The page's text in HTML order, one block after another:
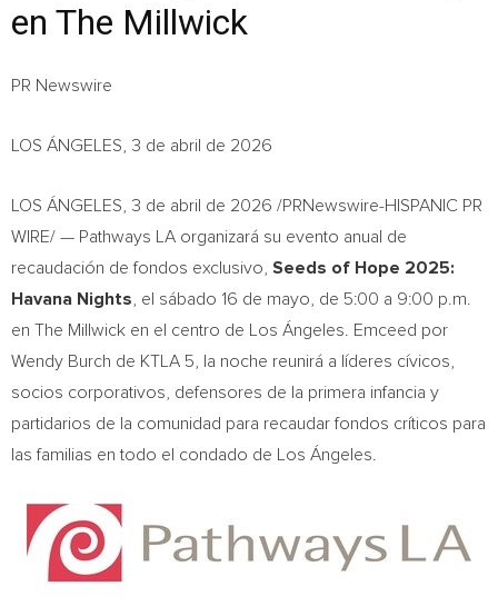
en The Millwick
PR Newswire
LOS ÁNGELES, 3 de abril de 2026
LOS ÁNGELES 3 de abril de 2026 /PRNewswire-HISPANIC PR
WIRE/ — Pathways LA organizará su evento anual de
recaudación de fondos exclusivo, Seeds of Hope 2025:
Havana Nights , el sábado 16 de mayo, de 5:00 a 9:00 p.m.
en The Millwick en el centro de Los Ángeles. Emceed por
Wendy Burch de KTLA 5, la noche reunirá a líderes cívicos,
socios corporativos, defensores de la primera infancia y
partidarios de la comunidad para recaudar fondos críticos para
las familias en todo el condado de Los Ángeles.